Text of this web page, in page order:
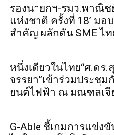
รองนายกฯ-รมว.พาณิช
แห่งชาติ ครั้งที่ 18’ มอ
สำคัญ ผลักดัน SME ไท
หนึ่งเดียวในไทย“ศ.ดร
จรรยา”เข้าร่วมประชุ
ยนต์ไฟฟ้า ณ มณฑลเจี
G-Able ชี้เกมการแข่ง